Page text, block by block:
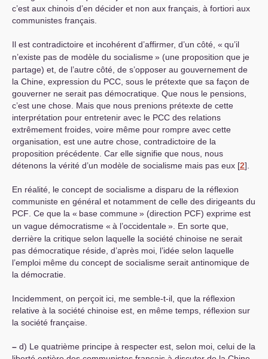
c’est aux chinois d’en décider et non aux français, à fortiori aux
communistes français.
Il est contradictoire et incohérent d’affirmer, d’un côté, « qu’il
n’existe pas de modèle du socialisme» (une proposition que je
partage) et, de l’autre côté, de s’opposer au gouvernement de
la Chine, expression du PCC , sous le prétexte que sa façon de
gouverner ne serait pas démocratique. Que nous le pensions,
c’est une chose. Mais que nous prenions prétexte de cette
interprétation pour entretenir avec le PCC des relations
extrêmement froides, voire même pour rompre avec cette
organisation, est une autre chose, contradictoire de la
proposition précédente. Car elle signifie que nous, nous
détenons la vérité d’un modèle de socialisme mais pas eux [2]
En réalité, le concept de socialisme a disparu de la réflexion
communiste en général et notamment de celle des dirigeants du
PCF . Ce que la « base commune» (direction PCF) exprime est
un vague démocratisme « à l’occidentale». En sorte que,
derrière la critique selon laquelle la société chinoise ne serait
pas démocratique réside, d’après moi, l’idée selon laquelle
l’emploi même du concept de socialisme serait antinomique de
la démocratie.
Incidemment, on perçoit ici, me semble-t-il, que la réflexion
relative à la société chinoise est, en même temps, réflexion sur
la société française.
– d) Le quatrième principe à respecter est, selon moi, celui de la